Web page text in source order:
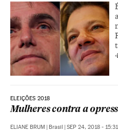
ELEIÇÕES 2018
Mulheres contra a
ELIANE BRUM | Brasil | SEP 24, 2018 - 15:31